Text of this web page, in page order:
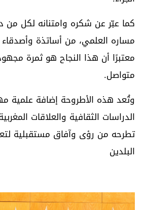
كما عبّر عن شكره وامتنانه لكل من
مساره العلمي، من أساتذة وأصدقاء
معتبرًا أن هذا النجاح هو ثمرة
متواصل.
وتُعد هذه الأطروحة إضافة علمية
الدراسات الثقافية والعلاقات
تطرحه من رؤى وآفاق مستقبلية
البلدين